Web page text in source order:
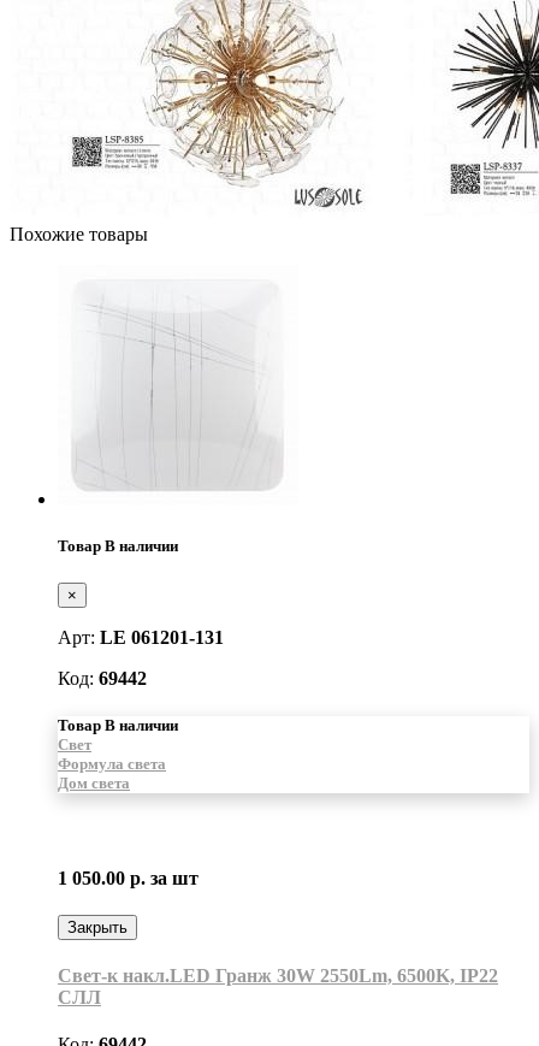
Похожие товары
Товар В наличии
×
Арт: LE 061201-131
Код: 69442
Товар В наличии
Свет
Формула света
Дом света
1 050.00 р. за шт
Закрыть
Свет-к накл.LED Гранж 30W 2550Lm, 6500K, IP22
СЛЛ